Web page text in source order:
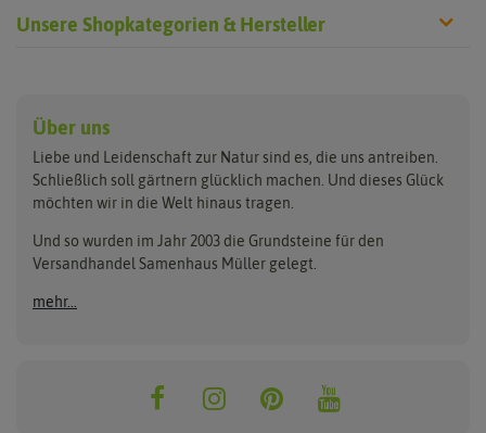
Unsere Shopkategorien & Hersteller
Anzuchtschalen
Beleuchtung
Folien, Vliese und Netze
Gartengeräte
Nützlinge & Nisthilfen
Keimsprossen
Saatgut für Werbezwecke
Samen-Sets
Gemüsesamen
Exotische Samen
Rasensamen
Benary
Buzzy Seeds
Clever Pots
Dürr-Samen
FLORTUS
Greenline
Grüne Oase
ReNatura Vogelwelt
Über uns
Liebe und Leidenschaft zur Natur sind es, die uns antreiben.
Schließlich soll gärtnern glücklich machen. Und dieses Glück
möchten wir in die Welt hinaus tragen.
Und so wurden im Jahr 2003 die Grundsteine für den
Versandhandel Samenhaus Müller gelegt.
mehr...